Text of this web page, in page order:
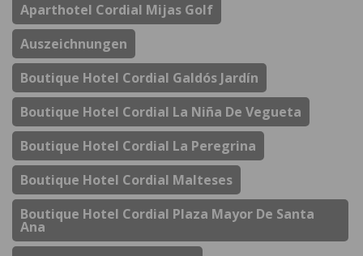
Aparthotel Cordial Mijas Golf
Auszeichnungen
Boutique Hotel Cordial Galdós Jardín
Boutique Hotel Cordial La Niña De Vegueta
Boutique Hotel Cordial La Peregrina
Boutique Hotel Cordial Malteses
Boutique Hotel Cordial Plaza Mayor De Santa
Ana